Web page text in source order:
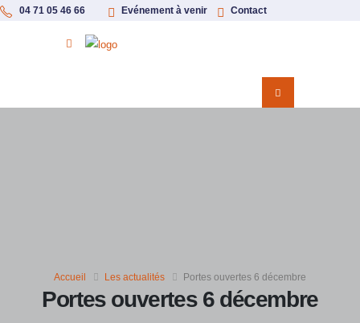
04 71 05 46 66 Evénement à venir Contact
Portes ouvertes 6 décembre
Accueil Les actualités Portes ouvertes 6 décembre